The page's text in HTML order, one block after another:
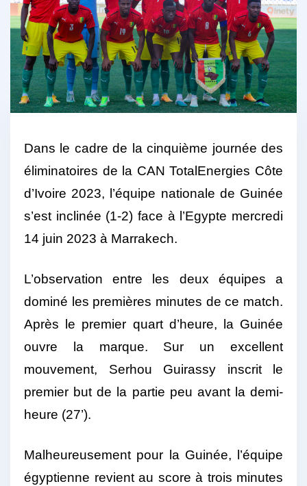
Dans le cadre de la cinquième journée des
éliminatoires de la CAN TotalEnergies Côte
d’Ivoire 2023, l’équipe nationale de Guinée
s’est inclinée (1-2) face à l’Egypte mercredi
14 juin 2023 à Marrakech.
L’observation entre les deux équipes a
dominé les premières minutes de ce match.
Après le premier quart d’heure, la Guinée
ouvre la marque. Sur un excellent
mouvement, Serhou Guirassy inscrit le
premier but de la partie peu avant la demi-
heure (27’).
Malheureusement pour la Guinée, l’équipe
égyptienne revient au score à trois minutes